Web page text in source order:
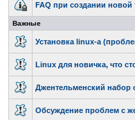
FAQ при создании новой
Важные
Установка linux-a
Linux для новичка, что
Джентельменский набор
Обсуждение проблем с